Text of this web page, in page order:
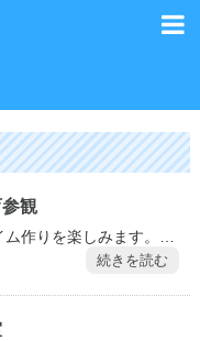
観
作りを楽しみます。…
続きを読む